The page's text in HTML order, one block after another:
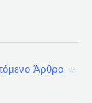
Άρθρο →